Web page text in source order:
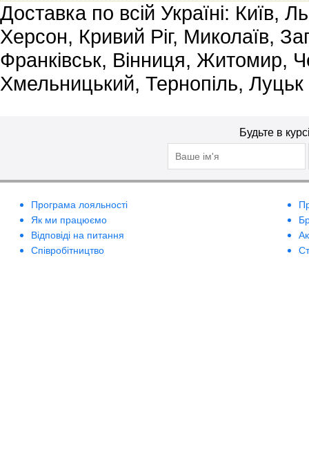
Доставка по всій Україні: Київ,
Херсон, Кривий Ріг, Миколаїв,
Франківськ, Вінниця, Житомир,
Хмельницький, Тернопіль, Луцьк
Будьте в
Програма лояльності
Як ми працюємо
Відповіді на питання
Співробітництво